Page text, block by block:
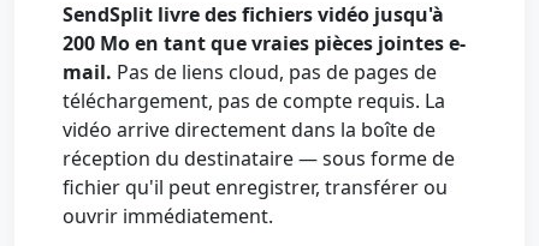
SendSplit livre des fichiers vidéo jusqu'à
200 Mo en tant que vraies pièces jointes e-
mail. Pas de liens cloud, pas de pages de
téléchargement, pas de compte requis. La
vidéo arrive directement dans la boîte de
réception du destinataire — sous forme de
fichier qu'il peut enregistrer, transférer ou
ouvrir immédiatement.